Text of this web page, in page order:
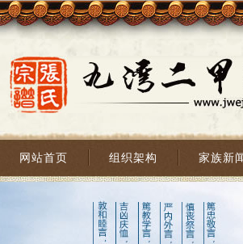
网站首页 组织架构 家族新